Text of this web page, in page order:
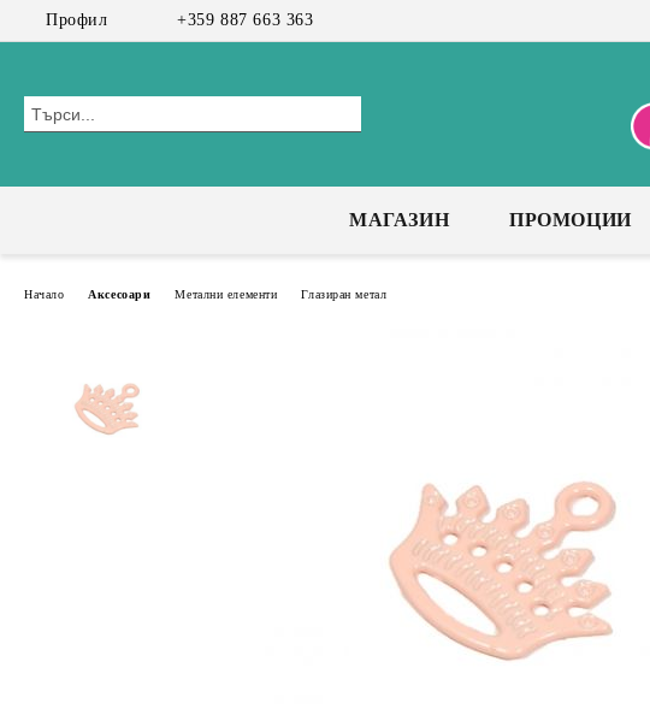
Профил +359 887 663 363
МАГАЗИН ПРОМОЦИИ
Начало Аксесоари Метални елементи Глазиран метал